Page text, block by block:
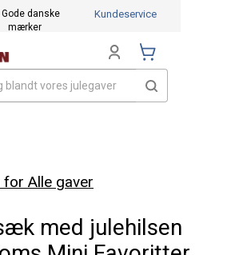
Alle gaver
med julehilsen
danske
mærker
Kundeservice
Mærker